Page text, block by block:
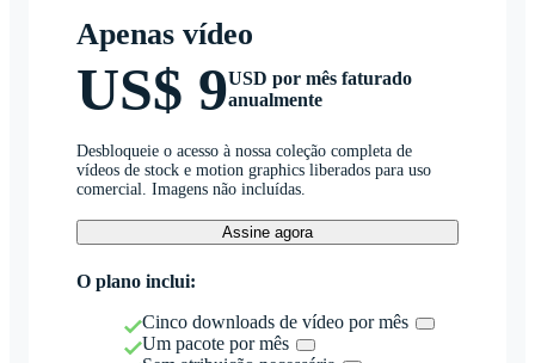
Apenas vídeo
US$ 9USD por mês faturado
anualmente
Desbloqueie o acesso à nossa coleção completa de
vídeos de stock e motion graphics liberados para uso
comercial. Imagens não incluídas.
Assine agora
O plano inclui:
Cinco downloads de vídeo por mês
Um pacote por mês